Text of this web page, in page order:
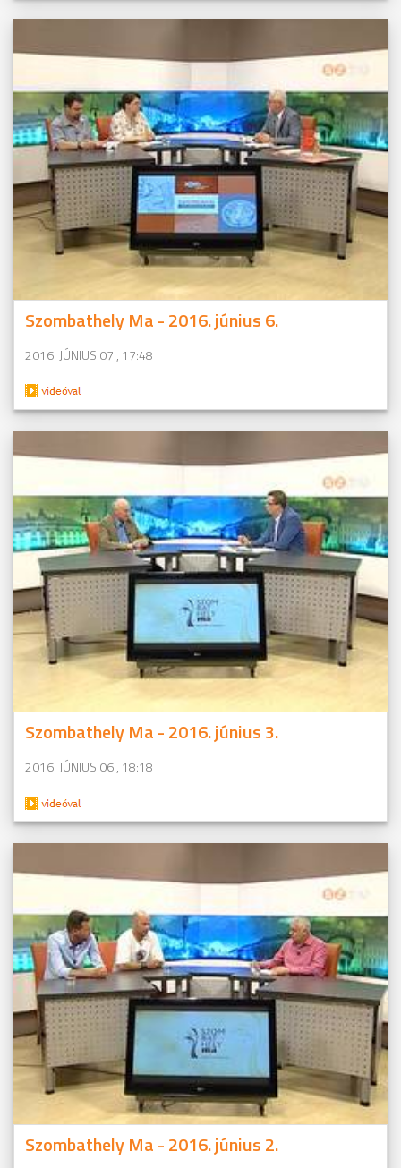
Szombathely Ma - 2016. június 6.
2016. JÚNIUS 07., 17:48
Szombathely Ma - 2016. június 3.
2016. JÚNIUS 06., 18:18
Szombathely Ma - 2016. június 2.